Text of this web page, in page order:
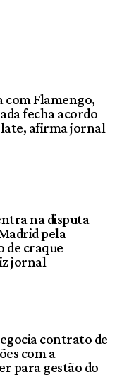
com Flamengo,
fecha acordo
afirma jornal
na disputa
pela
de craque
jornal
contrato de
com a
para gestão do